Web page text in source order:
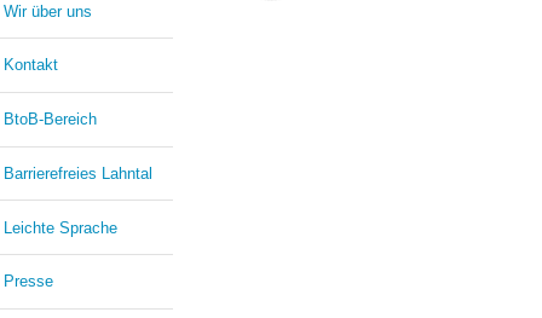
Wir über uns
Kontakt
BtoB-Bereich
Barrierefreies Lahntal
Leichte Sprache
Presse